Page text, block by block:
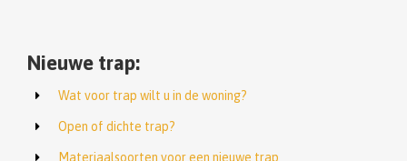
Nieuwe trap:
Wat voor trap wilt u in de woning?
Open of dichte trap?
Materiaalsoorten voor een nieuwe trap